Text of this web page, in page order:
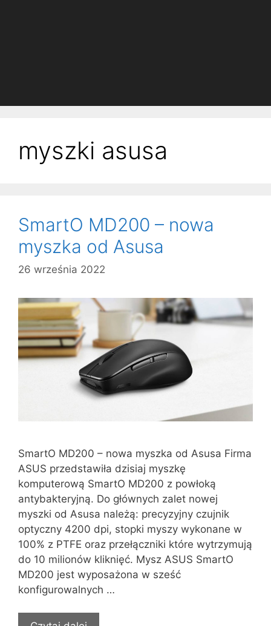
myszki asusa
SmartO MD200 – nowa
myszka od Asusa
26 września 2022
SmartO MD200 – nowa myszka od Asusa Firma
ASUS przedstawiła dzisiaj myszkę
komputerową SmartO MD200 z powłoką
antybakteryjną. Do głównych zalet nowej
myszki od Asusa należą: precyzyjny czujnik
optyczny 4200 dpi, stopki myszy wykonane w
100% z PTFE oraz przełączniki które wytrzymują
do 10 milionów kliknięć. Mysz ASUS SmartO
MD200 jest wyposażona w sześć
konfigurowalnych …